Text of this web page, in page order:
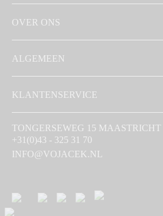
OVER ONS
ALGEMEEN
KLANTENSERVICE
TONGERSEWEG 15 MAASTRICHT
+31(0)43 - 325 31 70
INFO@VOJACEK.NL